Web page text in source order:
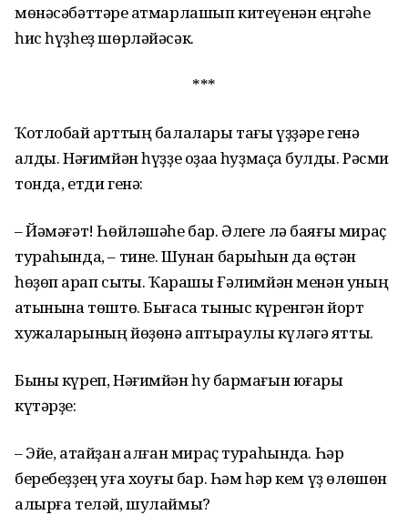
мөнәсәбәттәре ҡатмарлашып китеүенән еңгәһе
һис һүҙһеҙ шөрләйәсәк.
***
Ҡотлобай ҡарттың балалары тағы үҙҙәре генә
ҡалды. Нәғимйән һүҙҙе оҙаҡҡа һуҙмаҫҡа булды. Рәсми
тонда, етди генә:
– Йәмәғәт! Һөйләшәһе бар. Әлеге лә баяғы мираҫ
тураһында, – тине. Шунан барыһын да өҫтән
һөҙөп ҡарап сыҡты. Ҡарашы Ғәлимйән менән уның
ҡатынына төштө. Бығаса тыныс күренгән йорт
хужаларының йөҙөнә аптыраулы күләгә ятты.
Быны күреп, Нәғимйән һуҡ бармағын юғары
күтәрҙе:
– Эйе, атайҙан ҡалған мираҫ тураһында. Һәр
беребеҙҙең уға хоҡуғы бар. Һәм һәр кем үҙ өлөшөн
алырға теләй, шулаймы?